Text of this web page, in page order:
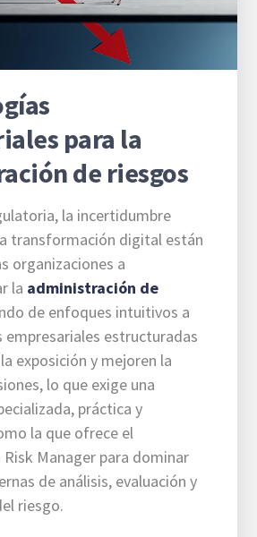
para la
de riesgos
la incertidumbre
transformación digital están
organizaciones a
la administración de
de enfoques intuitivos a
estructuradas
exposición y mejoren la
lo que exige una
práctica y
la que ofrece el
Manager para dominar
de análisis, evaluación y
riesgo.